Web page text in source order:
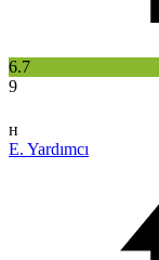
6.7
9
н
E. Yardımcı